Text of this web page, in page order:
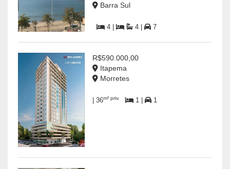
Barra Sul
4 | 4 | 7
R$590.000,00
Itapema
Morretes
| 36m² priv. 1 | 1